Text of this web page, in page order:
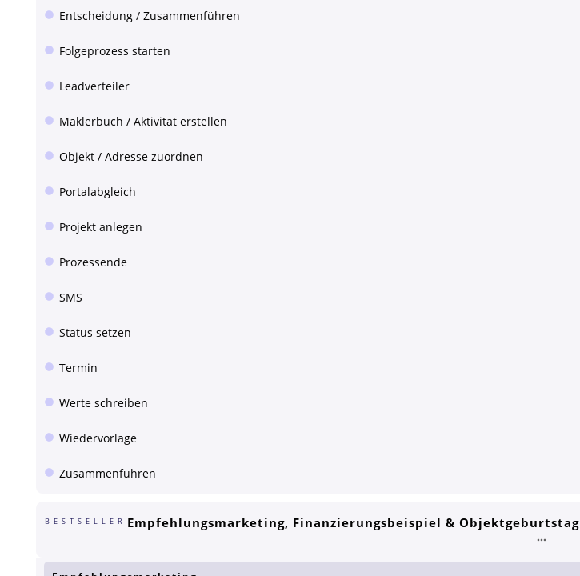
Entscheidung / Zusammenführen
Folgeprozess starten
Leadverteiler
Maklerbuch / Aktivität erstellen
Objekt / Adresse zuordnen
Portalabgleich
Projekt anlegen
Prozessende
SMS
Status setzen
Termin
Werte schreiben
Wiedervorlage
Zusammenführen
BESTSELLER Empfehlungsmarketing, Finanzierungsbeispiel & Objektgeburtstag